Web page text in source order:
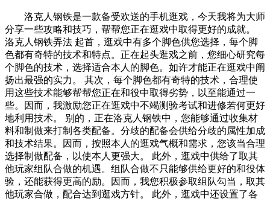
洛克人钢铁是一款备受欢送的手机逛戏，今天我将为大师
分享一些攻略和技巧，帮帮您正在逛戏中取得更好的成就。
洛克人钢铁弄法 起首，逛戏中有多个脚色供您选择，每个脚
色都有奇特的技术和特点。正在起头逛戏之前，您细心研究每
个脚色的技术，选择适合本人的脚色。如许才能正在逛戏中阐
扬出最强的实力。 其次，每个脚色都有奇特的技术，合理使
用这些技术能够帮帮您正在和役中取得劣势，以至能通过一
些。因而，我激励您正在逛戏中不竭测验考试和进修若何更好
地利用技术。 别的，正在洛克人钢铁中，您能够通过收集材
料和制做来打制各类配备。分歧的配备会供给分歧的属性加成
和技术结果。因而，按照本人的逛戏气概和需求，您该当合理
选择制做配备，以使本人更强大。 此外，逛戏中供给了取其
他玩家组队合做的机遇。组队合做不只能够供给更好的和役体
验，还能获得更高的励。因而，我您积极参取组队勾当，取其
他玩家合做，配合达到逛戏方针。 此外，逛戏中还设置了各